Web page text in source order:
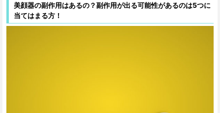
美顔器の副作用はあるの？副作用が出る可能性があるのは5つに
当てはまる方！